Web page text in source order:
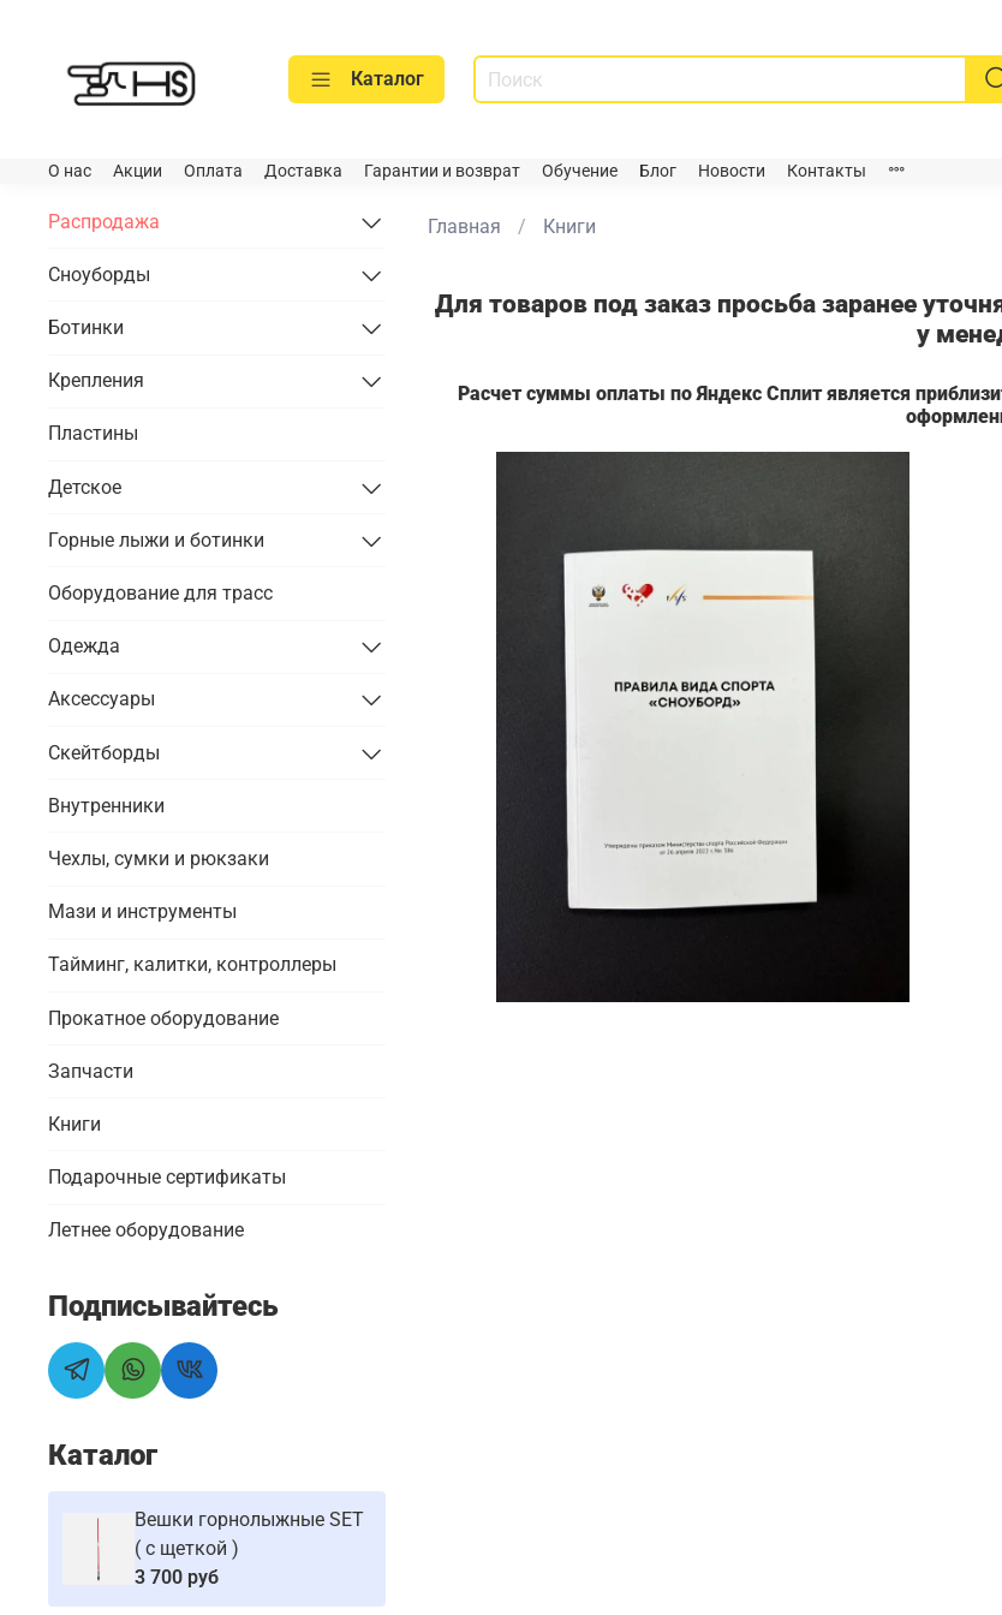
Каталог
О нас Акции Оплата Доставка Гарантии и возврат Обучение Блог Новости Контакты
Главная Книги
Для товаров под заказ просьба заранее
у
Расчет суммы оплаты по Яндекс Сплит является
Распродажа
Сноуборды
Ботинки
Крепления
Пластины
Детское
Горные лыжи и ботинки
Оборудование для трасс
Одежда
Аксессуары
Скейтборды
Внутренники
Чехлы, сумки и рюкзаки
Мази и инструменты
Тайминг, калитки, контроллеры
Прокатное оборудование
Запчасти
Книги
Подарочные сертификаты
Летнее оборудование
Подписывайтесь
Каталог
Вешки горнолыжные SET
( с щеткой )
3 700 руб